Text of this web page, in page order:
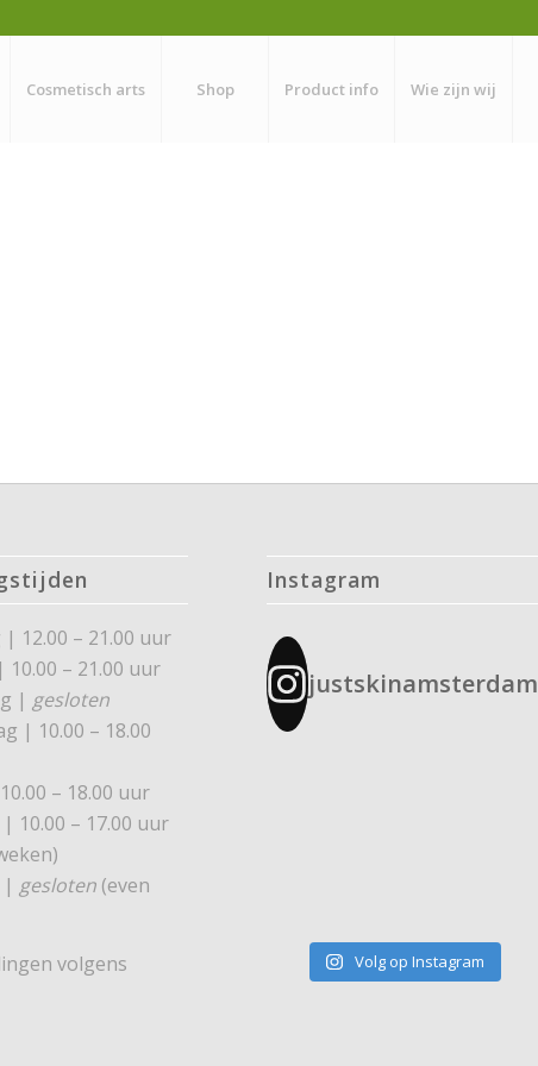
Cosmetisch arts Shop Product info Wie zijn wij
| 12.00 – 21.00 uur
10.00 – 21.00 uur
| gesloten
| 10.00 – 18.00
– 18.00 uur
10.00 – 17.00 uur
| gesloten (even
volgens
Instagram
justskinamsterdam
Volg op Instagram